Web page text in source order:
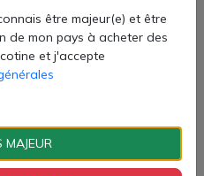
ohm : à utiliser entre 8 et
€
être majeur(e) et être
de mon pays à acheter des
et j'accepte
MAJEUR